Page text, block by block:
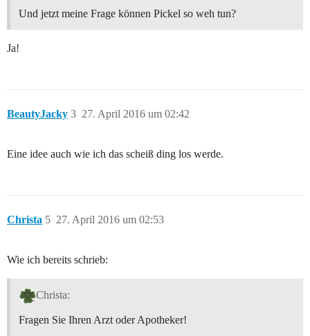
Und jetzt meine Frage können Pickel so weh tun?
Ja!
BeautyJacky 27. April 2016 um 02:42
3
Eine idee auch wie ich das scheiß ding los werde.
Christa 27. April 2016 um 02:53
5
Wie ich bereits schrieb:
Christa:
Fragen Sie Ihren Arzt oder Apotheker!